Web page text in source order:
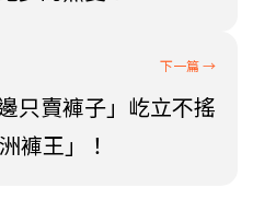
只賣褲子」屹立不搖
褲王」！